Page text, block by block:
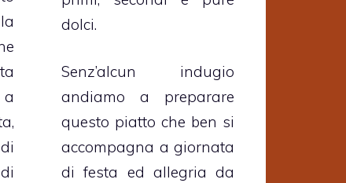
dolci.
Senz’alcun indugio
andiamo a preparare
questo piatto che ben si
accompagna a giornata
di festa ed allegria da